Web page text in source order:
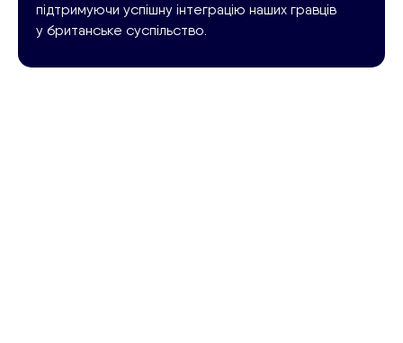
підтримуючи успішну інтеграцію наших гравців
у британське суспільство.